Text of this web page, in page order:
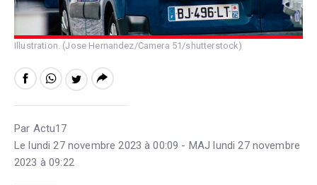
Illustration. (Jose Hernandez/Camera 51/shutterstock)
Par Actu17
Le lundi 27 novembre 2023 à 00:09 - MAJ lundi 27 novembre
2023 à 09:22